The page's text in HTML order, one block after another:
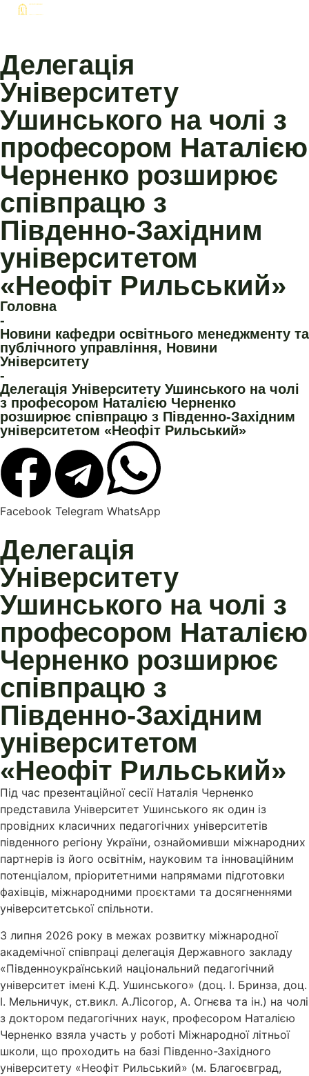
Делегація
Університету
Ушинського на чолі з
професором Наталією
Черненко розширює
співпрацю з
Південно-Західним
університетом
«Неофіт Рильський»
Головна
-
Новини кафедри освітнього менеджменту та
публічного управління, Новини
Університету
-
Делегація Університету Ушинського на чолі
з професором Наталією Черненко
розширює співпрацю з Південно-Західним
університетом «Неофіт Рильський»
Facebook Telegram WhatsApp
Делегація
Університету
Ушинського на чолі з
професором Наталією
Черненко розширює
співпрацю з
Південно-Західним
університетом
«Неофіт Рильський»
Під час презентаційної сесії Наталія Черненко
представила Університет Ушинського як один із
провідних класичних педагогічних університетів
південного регіону України, ознайомивши міжнародних
партнерів із його освітнім, науковим та інноваційним
потенціалом, пріоритетними напрямами підготовки
фахівців, міжнародними проєктами та досягненнями
університетської спільноти.
3 липня 2026 року в межах розвитку міжнародної
академічної співпраці делегація Державного закладу
«Південноукраїнський національний педагогічний
університет імені К.Д. Ушинського» (доц. І. Бринза, доц.
І. Мельничук, ст.викл. А.Лісогор, А. Огнєва та ін.) на чолі
з доктором педагогічних наук, професором Наталією
Черненко взяла участь у роботі Міжнародної літньої
школи, що проходить на базі Південно-Західного
університету «Неофіт Рильський» (м. Благоєвград,